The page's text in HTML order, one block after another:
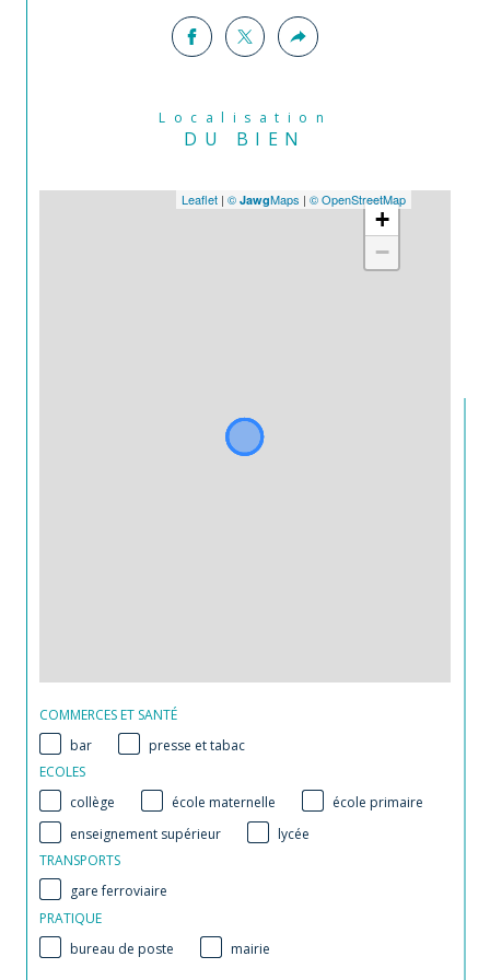
Pour une visite ou plus de précisions,
Localisation
DU BIEN
+
−
Leaflet | © JawgMaps | © OpenStreetMap
COMMERCES ET SANTÉ
bar
presse et tabac
ECOLES
collège
école maternelle
école primaire
enseignement supérieur
lycée
TRANSPORTS
gare ferroviaire
PRATIQUE
bureau de poste
mairie